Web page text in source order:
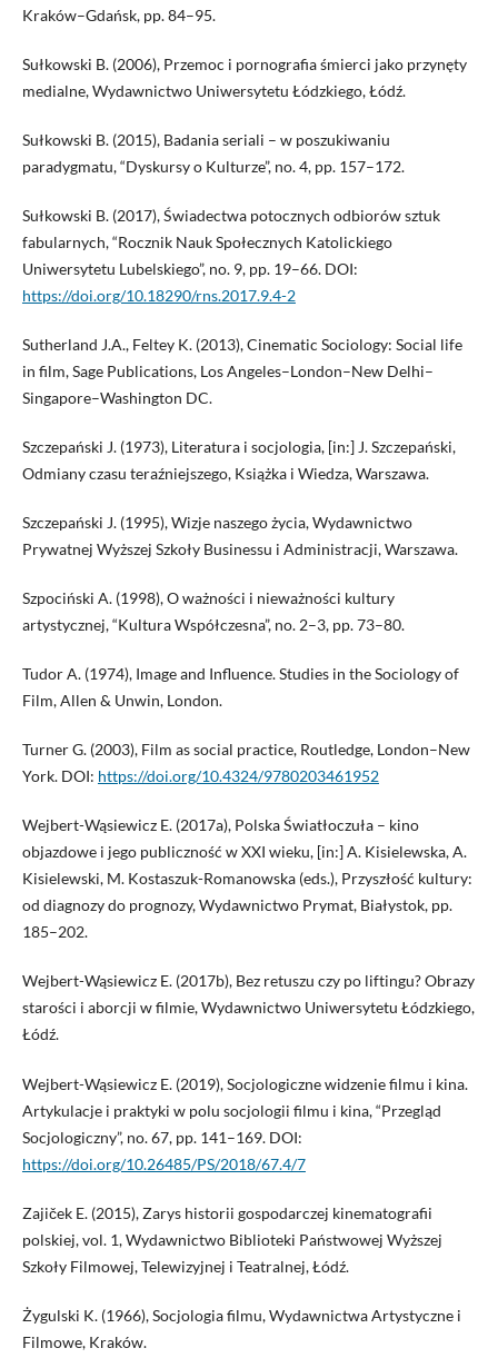
Kraków–Gdańsk, pp. 84–95.
Sułkowski B. (2006), Przemoc i pornografia śmierci jako przynęty
medialne, Wydawnictwo Uniwersytetu Łódzkiego, Łódź.
Sułkowski B. (2015), Badania seriali – w poszukiwaniu
paradygmatu, “Dyskursy o Kulturze”, no. 4, pp. 157–172.
Sułkowski B. (2017), Świadectwa potocznych odbiorów sztuk
fabularnych, “Rocznik Nauk Społecznych Katolickiego
Uniwersytetu Lubelskiego”, no. 9, pp. 19–66. DOI:
https://doi.org/10.18290/rns.2017.9.4-2
Sutherland J.A., Feltey K. (2013), Cinematic Sociology: Social life
in film, Sage Publications, Los Angeles–London–New Delhi–
Singapore–Washington DC.
Szczepański J. (1973), Literatura i socjologia, [in:] J. Szczepański,
Odmiany czasu teraźniejszego, Książka i Wiedza, Warszawa.
Szczepański J. (1995), Wizje naszego życia, Wydawnictwo
Prywatnej Wyższej Szkoły Businessu i Administracji, Warszawa.
Szpociński A. (1998), O ważności i nieważności kultury
artystycznej, “Kultura Współczesna”, no. 2–3, pp. 73–80.
Tudor A. (1974), Image and Influence. Studies in the Sociology of
Film, Allen & Unwin, London.
Turner G. (2003), Film as social practice, Routledge, London–New
York. DOI: https://doi.org/10.4324/9780203461952
Wejbert-Wąsiewicz E. (2017a), Polska Światłoczuła – kino
objazdowe i jego publiczność w XXI wieku, [in:] A. Kisielewska, A.
Kisielewski, M. Kostaszuk-Romanowska (eds.), Przyszłość kultury:
od diagnozy do prognozy, Wydawnictwo Prymat, Białystok, pp.
185–202.
Wejbert-Wąsiewicz E. (2017b), Bez retuszu czy po liftingu? Obrazy
starości i aborcji w filmie, Wydawnictwo Uniwersytetu Łódzkiego,
Łódź.
Wejbert-Wąsiewicz E. (2019), Socjologiczne widzenie filmu i kina.
Artykulacje i praktyki w polu socjologii filmu i kina, “Przegląd
Socjologiczny”, no. 67, pp. 141–169. DOI:
https://doi.org/10.26485/PS/2018/67.4/7
Zajiček E. (2015), Zarys historii gospodarczej kinematografii
polskiej, vol. 1, Wydawnictwo Biblioteki Państwowej Wyższej
Szkoły Filmowej, Telewizyjnej i Teatralnej, Łódź.
Żygulski K. (1966), Socjologia filmu, Wydawnictwa Artystyczne i
Filmowe, Kraków.